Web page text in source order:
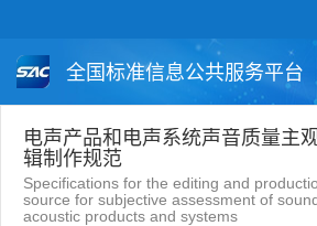
全国标准信息公共服务平台
国家标准 行业标准
团体标准 企业标准
电声产品和电声系统声音质量主
辑制作规范
Specifications for the editing and
source for subjective assessment of
acoustic products and systems